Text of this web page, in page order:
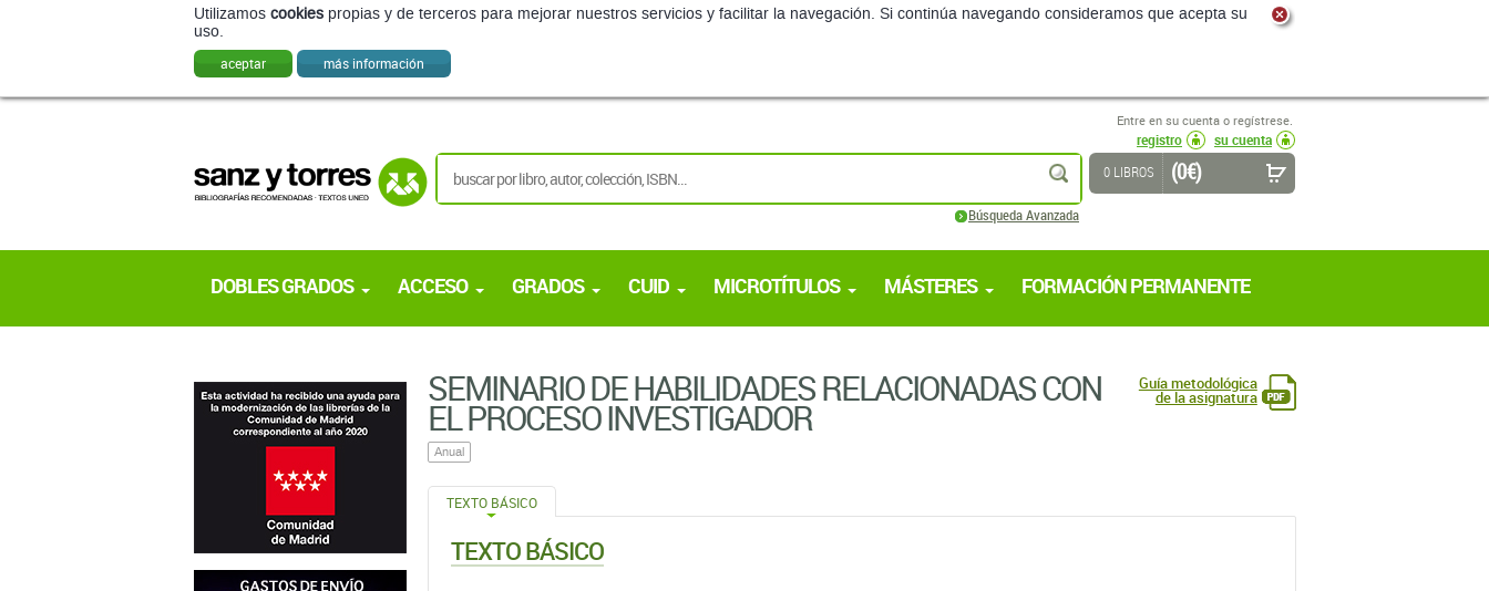
Utilizamos cookies propias y de terceros para mejorar nuestros servicios y facilitar la navegación. Si continúa navegando consideramos que acepta su
uso.
aceptar más información
Entre en su cuenta o regístrese.
registro
su cuenta
buscar
Búsqueda Avanzada
0 LIBROS (0 €)
DOBLES GRADOS ACCESO GRADOS CUID MICROTÍTULOS MÁSTERES FORMACIÓN PERMANENTE
SEMINARIO DE HABILIDADES RELACIONADAS CON
EL PROCESO INVESTIGADOR
Anual
Guía metodológica
de la asignatura
TEXTO BÁSICO
TEXTO BÁSICO